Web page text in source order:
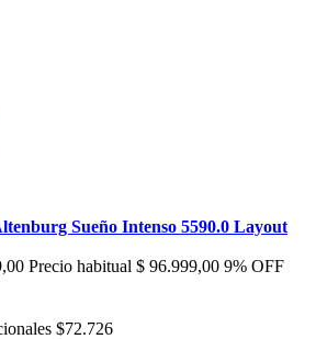
Sueño Intenso 5590.0 Layout
Precio habitual $ 96.999,00 9% OFF
$72.726